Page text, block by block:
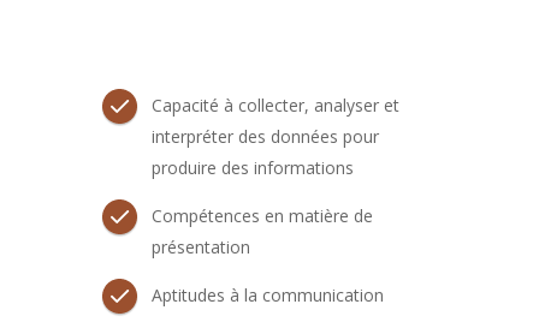
Capacité à collecter, analyser et
interpréter des données pour
produire des informations
Compétences en matière de
présentation
Aptitudes à la communication